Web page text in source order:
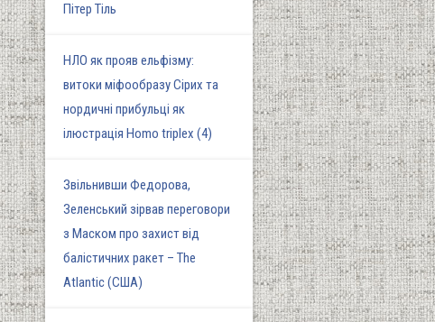
Пітер Тіль
НЛО як прояв ельфізму:
витоки міфообразу Сірих та
нордичні прибульці як
ілюстрація Homo triplex (4)
Звільнивши Федорова,
Зеленський зірвав переговори
з Маском про захист від
балістичних ракет – The
Atlantic (США)